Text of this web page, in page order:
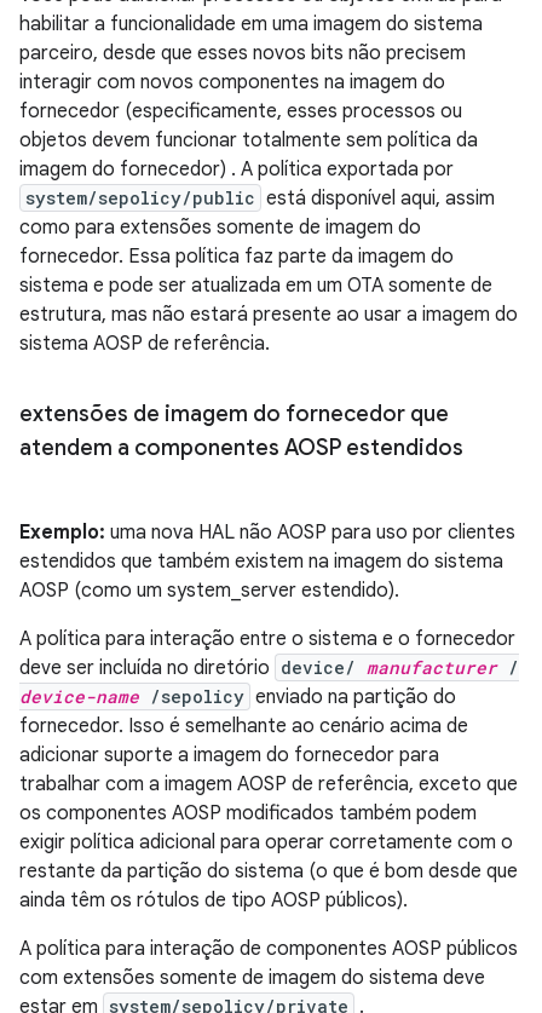
habilitar a funcionalidade em uma imagem do sistema
parceiro, desde que esses novos bits não precisem
interagir com novos componentes na imagem do
fornecedor (especificamente, esses processos ou
objetos devem funcionar totalmente sem política da
imagem do fornecedor) . A política exportada por
system/sepolicy/public está disponível aqui, assim
como para extensões somente de imagem do
fornecedor. Essa política faz parte da imagem do
sistema e pode ser atualizada em um OTA somente de
estrutura, mas não estará presente ao usar a imagem do
sistema AOSP de referência.
extensões de imagem do fornecedor que
atendem a componentes AOSP estendidos
Exemplo: uma nova HAL não AOSP para uso por clientes
estendidos que também existem na imagem do sistema
AOSP (como um system_server estendido).
A política para interação entre o sistema e o fornecedor
deve ser incluída no diretório device/ manufacturer/
device-name /sepolicy enviado na partição do
fornecedor. Isso é semelhante ao cenário acima de
adicionar suporte a imagem do fornecedor para
trabalhar com a imagem AOSP de referência, exceto que
os componentes AOSP modificados também podem
exigir política adicional para operar corretamente com o
restante da partição do sistema (o que é bom desde que
ainda têm os rótulos de tipo AOSP públicos).
A política para interação de componentes AOSP públicos
com extensões somente de imagem do sistema deve
estar em system/sepolicy/private .